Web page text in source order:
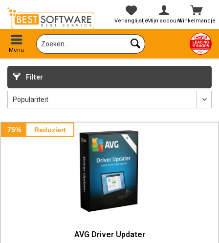
Winkelmandje
VerlanglijstjeMijn account
Menu
Filter
75% Reduziert
AVG Driver Updater